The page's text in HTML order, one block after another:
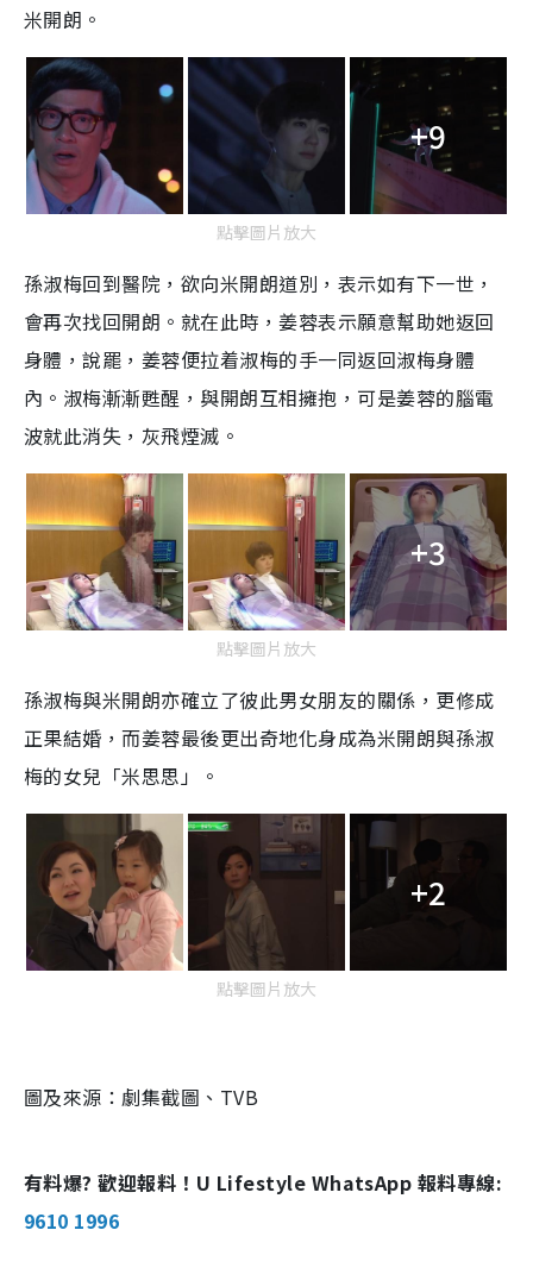
米開朗。
+9
點擊圖片放大
孫淑梅回到醫院，欲向米開朗道別，表示如有下一世，
會再次找回開朗。就在此時，姜蓉表示願意幫助她返回
身體，說罷，姜蓉便拉着淑梅的手一同返回淑梅身體
內。淑梅漸漸甦醒，與開朗互相擁抱，可是姜蓉的腦電
波就此消失，灰飛煙滅。
+3
點擊圖片放大
孫淑梅與米開朗亦確立了彼此男女朋友的關係，更修成
正果結婚，而姜蓉最後更出奇地化身成為米開朗與孫淑
梅的女兒「米思思」。
+2
點擊圖片放大
圖及來源：劇集截圖、TVB
有料爆? 歡迎報料！U Lifestyle WhatsApp 報料專線:
9610 1996